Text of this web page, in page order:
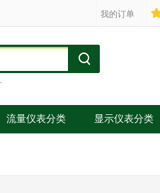
我的订单
流量仪表分类 显示仪表分类